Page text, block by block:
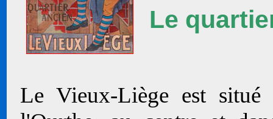
Le
Le Vieux-Liège est